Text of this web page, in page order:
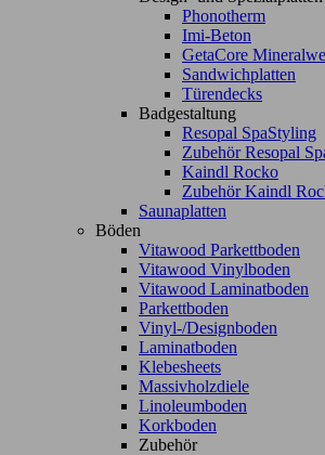
Phonotherm
Imi-Beton
GetaCore
Sandwichplatten
Türendecks
Badgestaltung
Resopal SpaStyling
Zubehör Resopal
Kaindl Rocko
Zubehör Kaindl
Saunaplatten
Böden
Vitawood Parkettboden
Vitawood Vinylboden
Vitawood Laminatboden
Parkettboden
Vinyl-/Designboden
Laminatboden
Klebesheets
Massivholzdiele
Linoleumboden
Korkboden
Zubehör